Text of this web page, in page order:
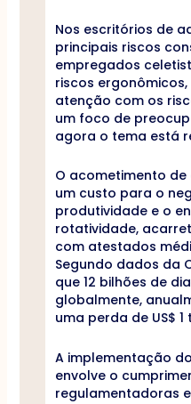
Nos escritórios de
principais riscos
empregados
riscos ergonômicos,
atenção com os
um foco de
agora o tema está
O acometimento
um custo para o
produtividade e o
rotatividade,
com atestados
Segundo dados da
que 12 bilhões de
globalmente,
uma perda de US$
A implementação
envolve o
regulamentadoras